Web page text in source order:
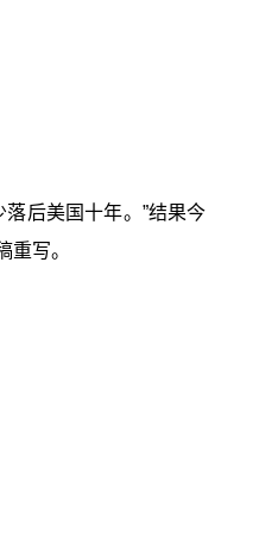
后美国十年。”结果今
写。